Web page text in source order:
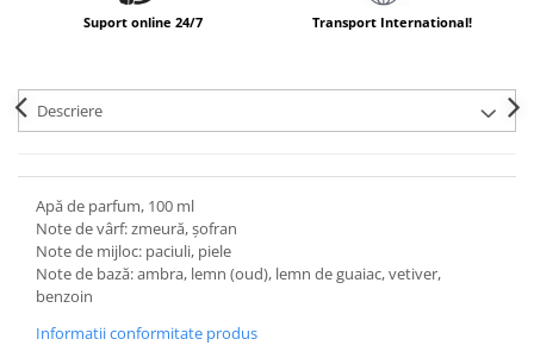
Suport online 24/7 Transport International!
Descriere
Apă de parfum, 100 ml
Note de vârf: zmeură, șofran
Note de mijloc: paciuli, piele
Note de bază: ambra, lemn (oud), lemn de guaiac, vetiver,
benzoin
Informatii conformitate produs